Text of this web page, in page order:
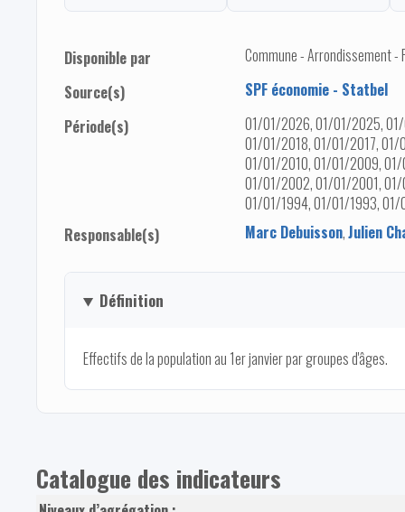
Disponible par
Commune - Arrondissement -
Source(s)
SPF économie - Statbel
Période(s)
01/01/2026, 01/01/2025,
01/01/2018, 01/01/2017,
01/01/2010, 01/01/2009,
01/01/2002, 01/01/2001,
01/01/1994, 01/01/1993,
Responsable(s)
Marc Debuisson,Julien
Définition
Effectifs de la population au 1er janvier par groupes d'âges.
Catalogue des indicateurs